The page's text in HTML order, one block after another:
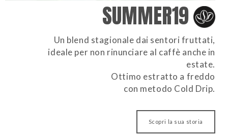
SUMMER19
Un blend stagionale dai sentori fruttati,
ideale per non rinunciare al caffè anche in
estate.
Ottimo estratto a freddo
con metodo Cold Drip.
Scopri la sua storia